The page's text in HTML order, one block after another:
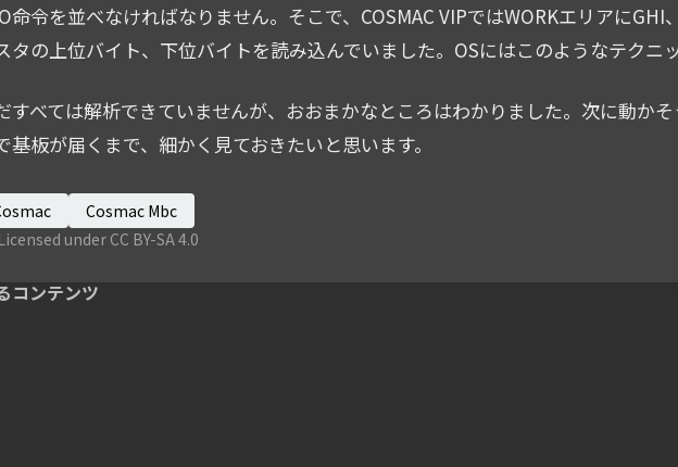
命令を並べなければなりません。そこで、COSMAC VIPではWORKエリアに
タの上位バイト、下位バイトを読み込んでいました。OSにはこのようなテクニ
すべては解析できていませんが、おおまかなところはわかりました。次に動か
基板が届くまで、細かく見ておきたいと思います。
Cosmac Mbc
Licensed under CC BY-SA 4.0
コンテンツ